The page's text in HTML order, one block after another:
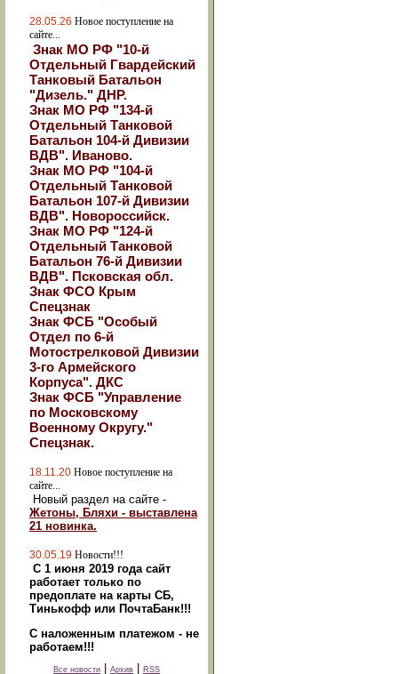
28.05.26 Новое поступление на
сайте...
Знак МО РФ "10-й
Отдельный Гвардейский
Танковый Батальон
"Дизель." ДНР.
Знак МО РФ "134-й
Отдельный Танковой
Батальон 104-й Дивизии
ВДВ". Иваново.
Знак МО РФ "104-й
Отдельный Танковой
Батальон 107-й Дивизии
ВДВ". Новороссийск.
Знак МО РФ "124-й
Отдельный Танковой
Батальон 76-й Дивизии
ВДВ". Псковская обл.
Знак ФСО Крым
Спецзнак
Знак ФСБ "Особый
Отдел по 6-й
Мотострелковой Дивизии
3-го Армейского
Корпуса". ДКС
Знак ФСБ "Управление
по Московскому
Военному Округу."
Спецзнак.
18.11.20 Новое поступление на
сайте...
Новый раздел на сайте -
Жетоны, Бляхи - выставлена
21 новинка.
30.05.19 Новости!!!
С 1 июня 2019 года сайт
работает только по
предоплате на карты СБ,
Тинькофф или ПочтаБанк!!!
С наложенным платежом - не
работаем!!!
Все новости Архив RSS